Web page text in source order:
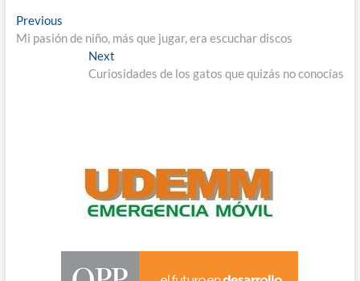
Navegación
de
entradas
PreviousPrevious
post:
Mi pasión de niño, más que jugar, era escuchar discos
Next
post:
Curiosidades de los gatos que quizás no conocías